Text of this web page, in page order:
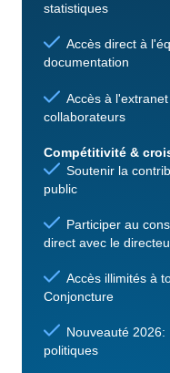
statistiques
Accès direct à
documentation
Accès à
collaborateurs
Compétitivité &
Soutenir la
public
Participer au
direct avec le
Accès illimités à
Conjoncture
Nouveauté
politiques